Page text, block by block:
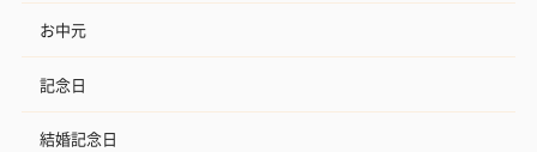
お中元
記念日
結婚記念日